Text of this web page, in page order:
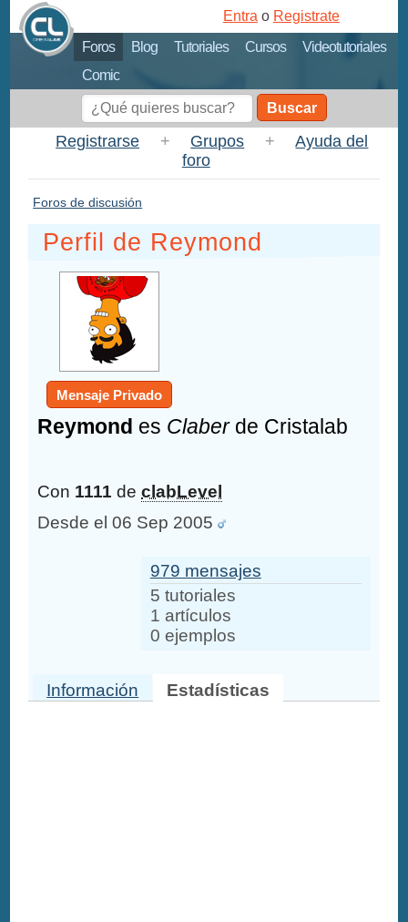
Foros Blog Tutoriales Cursos
Videotutoriales
Comic
Entra o Registrate
Buscar
Registrarse + Grupos +
Ayuda del
foro
Foros de discusión
Perfil de Reymond
Mensaje Privado
Reymond es Claberde Cristalab
Con 1111 declabLevel
Desde el 06 Sep 2005
979 mensajes
5 tutoriales
1 artículos
0 ejemplos
Información Estadísticas